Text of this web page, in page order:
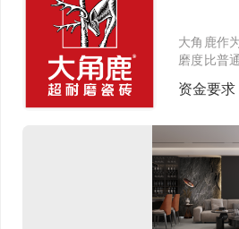
大角鹿作
磨度比普通瓷砖高
超耐磨大
店、日本
资金要求